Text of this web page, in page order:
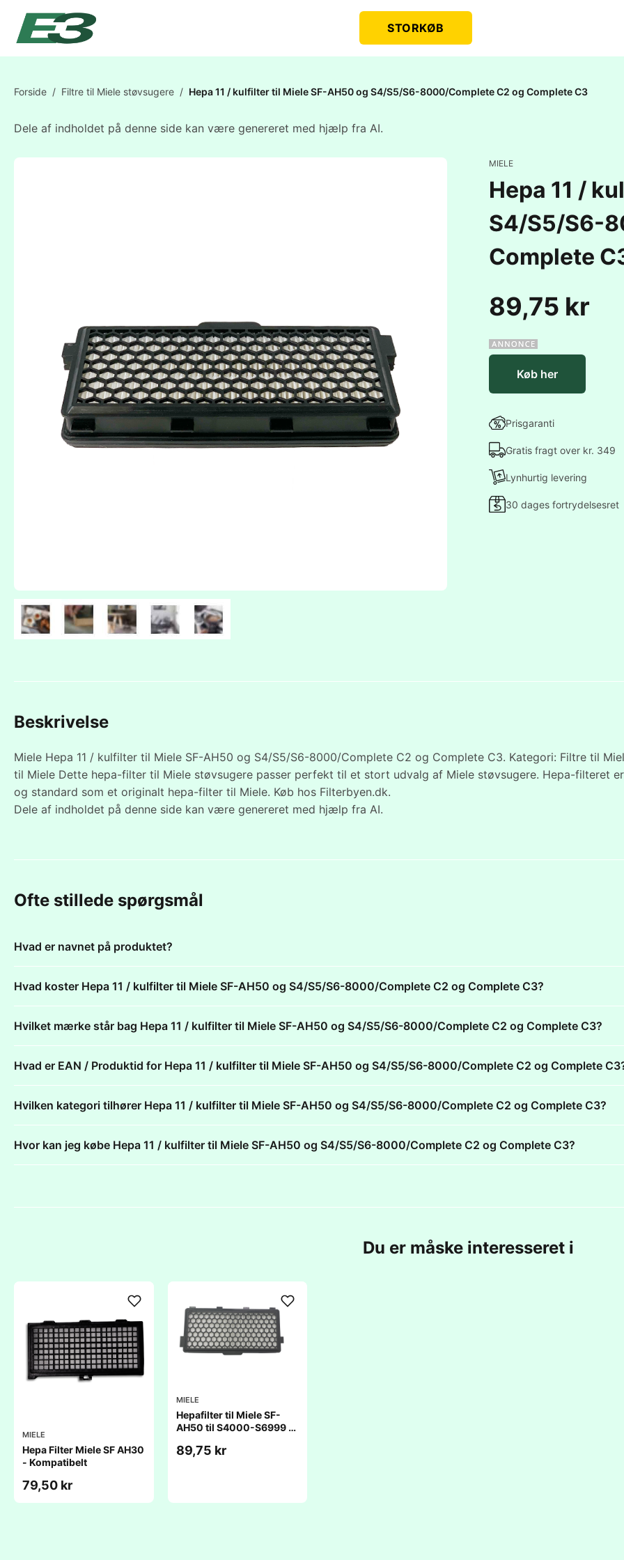
STORKØB
Forside / Filtre til Miele støvsugere / Hepa 11 / kulfilter til Miele SF-AH50 og S4/S5/S6-8000/Complete C2 og Complete C3
Dele af indholdet på denne side kan være genereret med hjælp fra AI.
MIELE
Hepa 11 /
S4/S5/S6-
Complete
89,75 kr
Køb her
Prisgaranti
Gratis fragt over kr. 349
Lynhurtig levering
30 dages fortrydelsesret
Beskrivelse
Miele Hepa 11 / kulfilter til Miele SF-AH50 og S4/S5/S6-8000/Complete C2 og Complete C3. Kategori: Filtre til
til Miele Dette hepa-filter til Miele støvsugere passer perfekt til et stort udvalg af Miele støvsugere. Hepa-filteret
og standard som et originalt hepa-filter til Miele. Køb hos Filterbyen.dk.
Dele af indholdet på denne side kan være genereret med hjælp fra AI.
Ofte stillede spørgsmål
Hvad er navnet på produktet?
Hvad koster Hepa 11 / kulfilter til Miele SF-AH50 og S4/S5/S6-8000/Complete C2 og Complete C3?
Hvilket mærke står bag Hepa 11 / kulfilter til Miele SF-AH50 og S4/S5/S6-8000/Complete C2 og Complete C3?
Hvad er EAN / Produktid for Hepa 11 / kulfilter til Miele SF-AH50 og S4/S5/S6-8000/Complete C2 og Complete
Hvilken kategori tilhører Hepa 11 / kulfilter til Miele SF-AH50 og S4/S5/S6-8000/Complete C2 og Complete C3?
Hvor kan jeg købe Hepa 11 / kulfilter til Miele SF-AH50 og S4/S5/S6-8000/Complete C2 og Complete C3?
Du er måske interesseret i
MIELE
Hepa Filter Miele SF AH30
- Kompatibelt
79,50 kr
MIELE
Hepafilter til Miele SF-
AH50 til S4000-S6999 &
89,75 kr